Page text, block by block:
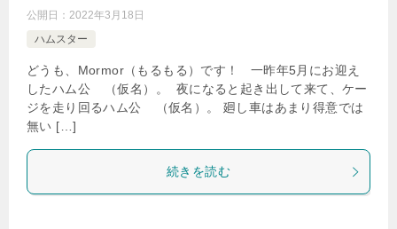
公開日： 2022年3月18日
ハムスター
どうも、Mormor（もるもる）です！ 一昨年5月にお迎え
したハム公
（仮名）。 夜になると起き出して来て、ケー
ジを走り回るハム公
（仮名）。 廻し車はあまり得意では
無い […]
続きを読む